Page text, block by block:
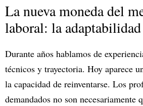
La nueva moneda del
laboral: la adaptabilidad
Durante años hablamos de
técnicos y trayectoria. Hoy aparece
la capacidad de reinventarse. Los
demandados no son necesariamente